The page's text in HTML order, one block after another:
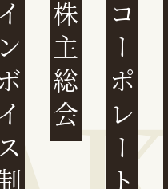
制度 株主総会